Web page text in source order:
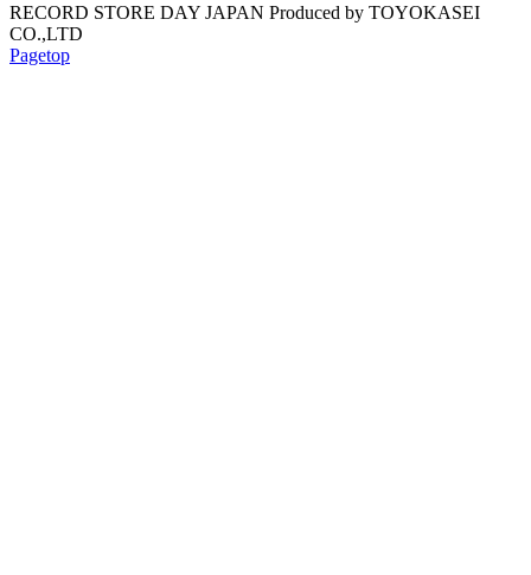
RECORD STORE DAY JAPAN Produced by TOYOKASEI
CO.,LTD
Pagetop